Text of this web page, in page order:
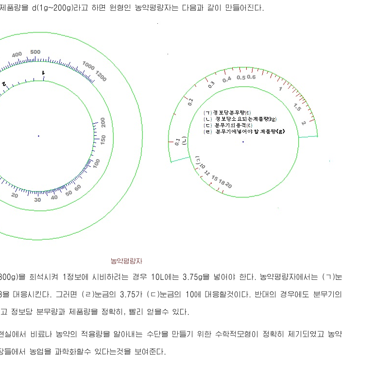
품량을 d(1g~200g)라고 하면 원형인 농약평량자는 다음과 같이 만들어진다.
농약평량자
을 희석시켜 1정보에 시비하려는 경우 10L에는 3.75g을 넣어야 한다. 농약평량자에서는 (ㄱ)눈
대응시킨다. 그러면 (ㄹ)눈금의 3.75가 (ㄷ)눈금의 10에 대응할것이다. 반대의 경우에도 분무기의
정보당 분무량과 제품량을 정확히, 빨리 얻을수 있다.
실에서 비료나 농약의 적용량을 알아내는 수단을 만들기 위한 수학적모형이 정확히 제기되였고 농약
들에서 농업을 과학화할수 있다는것을 보여준다.